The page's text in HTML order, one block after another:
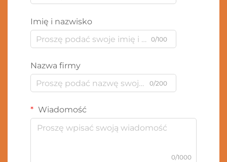
Imię i nazwisko
0/100
Nazwa firmy
0/200
Wiadomość
0/1000